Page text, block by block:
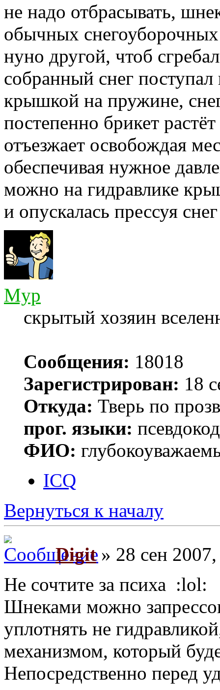
не надо отбрасывать,
обычных
нуно другой, чтоб
собранный снег
крышкой на пружине,
постепенно брикет
отъезжает освобождая
обеспечивая нужное
можно на гидравлике
и опускалась прессуя снег
Myp
скрытый хозяин
Сообщения: 18018
Зарегистрирован: 18
Откуда: Тверь по
прог. языки:
ФИО:
ICQ
Вернуться к началу
Digit» 28 сен
Не сочтите за психа :lol:
Шнеками можно
уплотнять не
механизмом, который
Непосредственно перед